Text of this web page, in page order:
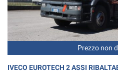
Prezzo non
IVECO EUROTECH 2 ASSI